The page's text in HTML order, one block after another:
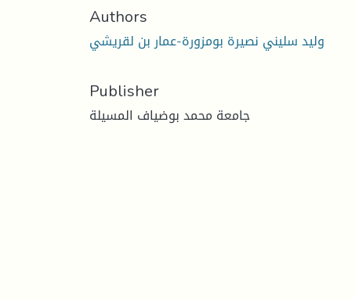
Authors
وليد سليني نصيرة بومزورة-عمار بن لقريشي
Publisher
جامعة محمد بوضياف المسيلة